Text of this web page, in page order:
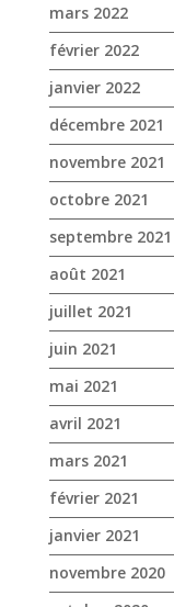
mars 2022
février 2022
janvier 2022
décembre 2021
novembre 2021
octobre 2021
septembre 2021
août 2021
juillet 2021
juin 2021
mai 2021
avril 2021
mars 2021
février 2021
janvier 2021
novembre 2020